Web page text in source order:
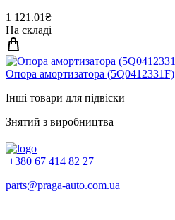
1 121.01₴
На складі
Опора амортизатора (5Q0412331F)
Інші товари для підвіски
Знятий з виробництва
+380 67 414 82 27
parts@praga-auto.com.ua